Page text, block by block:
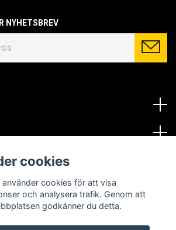
NYHETSBREV
cookies
använder cookies för att visa
och analysera trafik. Genom att
godkänner du detta.